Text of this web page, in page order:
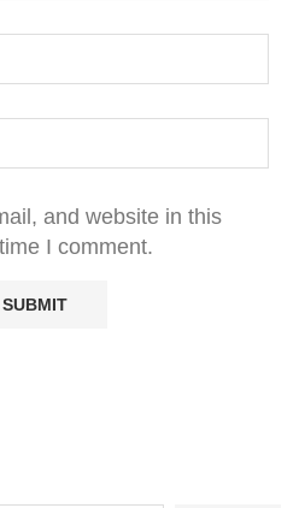
and website in this
I comment.